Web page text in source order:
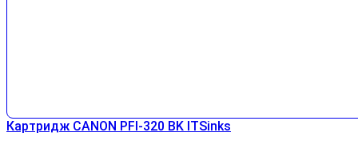
Картридж CANON PFI-320 BK ITSinks